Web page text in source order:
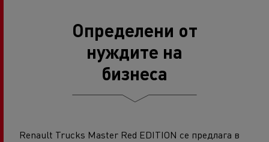
Определени от
нуждите на
бизнеса
Renault Trucks Master Red EDITION се предлага в